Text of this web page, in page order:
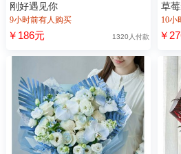
刚好遇见你
9小时前有人购买
￥186元 1320人付款
草
10小
￥